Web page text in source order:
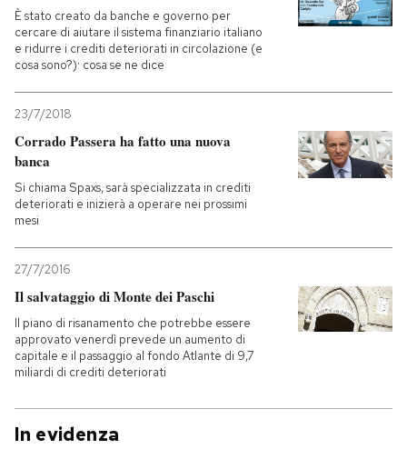
È stato creato da banche e governo per
cercare di aiutare il sistema finanziario italiano
e ridurre i crediti deteriorati in circolazione (e
cosa sono?): cosa se ne dice
23/7/2018
Corrado Passera ha fatto una nuova
banca
Si chiama Spaxs, sarà specializzata in crediti
deteriorati e inizierà a operare nei prossimi
mesi
27/7/2016
Il salvataggio di Monte dei Paschi
Il piano di risanamento che potrebbe essere
approvato venerdì prevede un aumento di
capitale e il passaggio al fondo Atlante di 9,7
miliardi di crediti deteriorati
In evidenza